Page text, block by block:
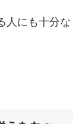
人にも十分な